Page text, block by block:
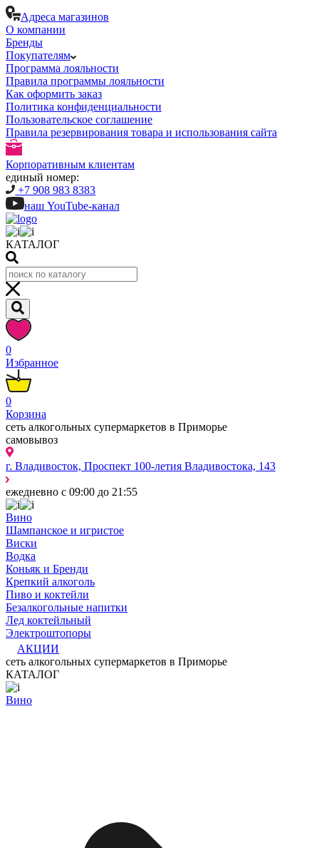
Адреса магазинов
О компании
Бренды
Покупателям
Программа лояльности
Правила программы лояльности
Как оформить заказ
Политика конфиденциальности
Пользовательское соглашение
Правила резервирования товара и использования сайта
Корпоративным клиентам
единый номер:
+7 908 983 8383
наш YouTube-канал
КАТАЛОГ
0
Избранное
0
Корзина
сеть алкогольных супермаркетов в Приморье
самовывоз
г. Владивосток, Проспект 100-летия Владивостока, 143
ежедневно с 09:00 до 21:55
Вино
Шампанское и игристое
Виски
Водка
Коньяк и Бренди
Крепкий алкоголь
Пиво и коктейли
Безалкогольные напитки
Лед коктейльный
Электроштопоры
АКЦИИ
сеть алкогольных супермаркетов в Приморье
КАТАЛОГ
Вино